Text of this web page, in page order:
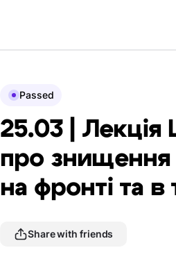
Passed
25.03 |
про знищення
на фронті та в
Share with friends